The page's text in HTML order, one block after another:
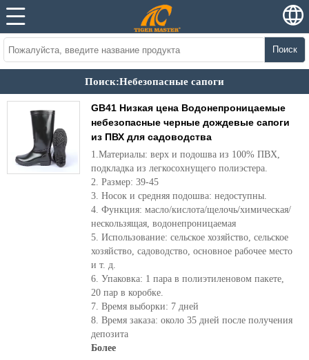
Поиск
Поиск:Небезопасные сапоги
GB41 Низкая цена Водонепроницаемые
небезопасные черные дождевые сапоги
из ПВХ для садоводства
1.Материалы: верх и подошва из 100% ПВХ,
подкладка из легкосохнущего полиэстера.
2. Размер: 39-45
3. Носок и средняя подошва: недоступны.
4. Функция: масло/кислота/щелочь/химическая/
нескользящая, водонепроницаемая
5. Использование: сельское хозяйство, сельское
хозяйство, садоводство, основное рабочее место
и т. д.
6. Упаковка: 1 пара в полиэтиленовом пакете,
20 пар в коробке.
7. Время выборки: 7 дней
8. Время заказа: около 35 дней после получения
депозита
Более